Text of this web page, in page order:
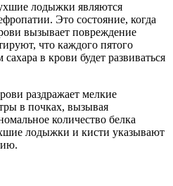
лодыжки являются
Это состояние, когда
вызывает повреждение
что каждого пятого
в крови будет развиваться
раздражает мелкие
в почках, вызывая
количество белка
лодыжки и кисти указывают